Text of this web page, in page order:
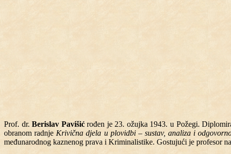
Prof. dr.Berislav Pavišićrođen je 23. ožujka 1943. u Požegi.
obranom radnje Krivična djela u plovidbi – sustav, analiza i
međunarodnog kaznenog prava i Kriminalistike. Gostujući je profesor